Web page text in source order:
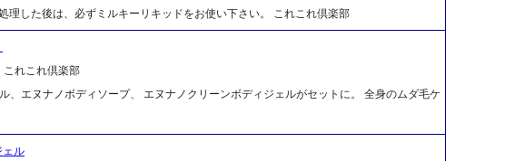
理した後は、必ずミルキーリキッドをお使い下さい。 これこれ倶楽部
れこれ倶楽部
、エヌナノボディソープ、 エヌナノクリーンボディジェルがセットに。 全身のムダ毛ケ
ル